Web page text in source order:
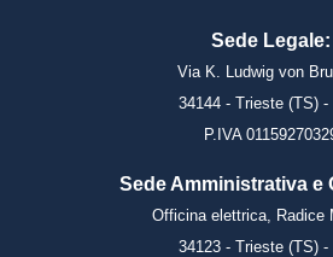
Sede Legale:
Via K. Ludwig von
34144 - Trieste (TS) -
P.IVA
Sede Amministrativa e
Officina elettrica, Radice
34123 - Trieste (TS) -